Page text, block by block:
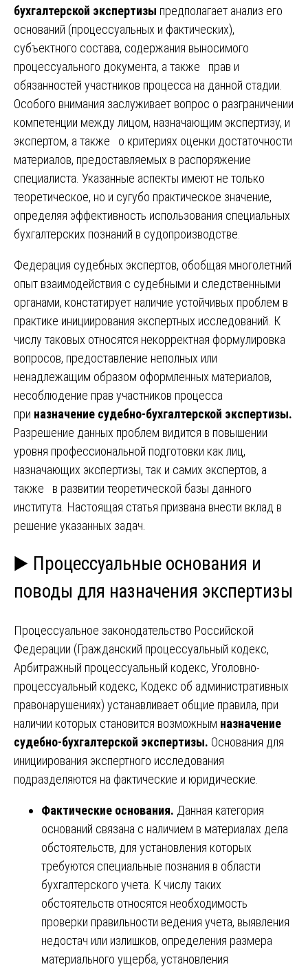
бухгалтерской экспертизы предполагает анализ его
оснований (процессуальных и фактических),
субъектного состава, содержания выносимого
процессуального документа, а также прав и
обязанностей участников процесса на данной стадии.
Особого внимания заслуживает вопрос о разграничении
компетенции между лицом, назначающим экспертизу, и
экспертом, а также о критериях оценки достаточности
материалов, предоставляемых в распоряжение
специалиста. Указанные аспекты имеют не только
теоретическое, но и сугубо практическое значение,
определяя эффективность использования специальных
бухгалтерских познаний в судопроизводстве.
Федерация судебных экспертов, обобщая многолетний
опыт взаимодействия с судебными и следственными
органами, констатирует наличие устойчивых проблем в
практике инициирования экспертных исследований. К
числу таковых относятся некорректная формулировка
вопросов, предоставление неполных или
ненадлежащим образом оформленных материалов,
несоблюдение прав участников процесса
при назначение судебно-бухгалтерской экспертизы.
Разрешение данных проблем видится в повышении
уровня профессиональной подготовки как лиц,
назначающих экспертизы, так и самих экспертов, а
также в развитии теоретической базы данного
института. Настоящая статья призвана внести вклад в
решение указанных задач.
▶️ Процессуальные основания и
поводы для назначения экспертизы
Процессуальное законодательство Российской
Федерации (Гражданский процессуальный кодекс,
Арбитражный процессуальный кодекс, Уголовно-
процессуальный кодекс, Кодекс об административных
правонарушениях) устанавливает общие правила, при
наличии которых становится возможным назначение
судебно-бухгалтерской экспертизы. Основания для
инициирования экспертного исследования
подразделяются на фактические и юридические.
Фактические основания. Данная категория
оснований связана с наличием в материалах дела
обстоятельств, для установления которых
требуются специальные познания в области
бухгалтерского учета. К числу таких
обстоятельств относятся необходимость
проверки правильности ведения учета, выявления
недостач или излишков, определения размера
материального ущерба, установления